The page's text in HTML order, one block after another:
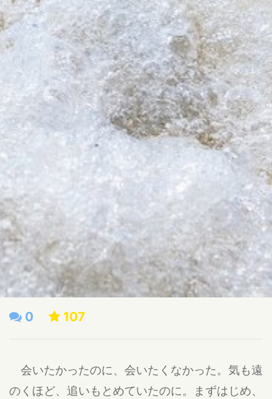
0 107
会いたかったのに、会いたくなかった。気も遠
のくほど、追いもとめていたのに。まずはじめ、